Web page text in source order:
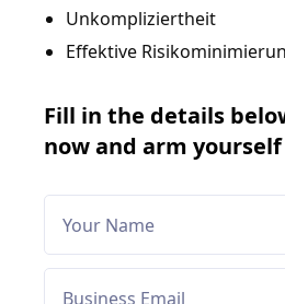
Unkompliziertheit
Effektive
Fill in the details
now and arm